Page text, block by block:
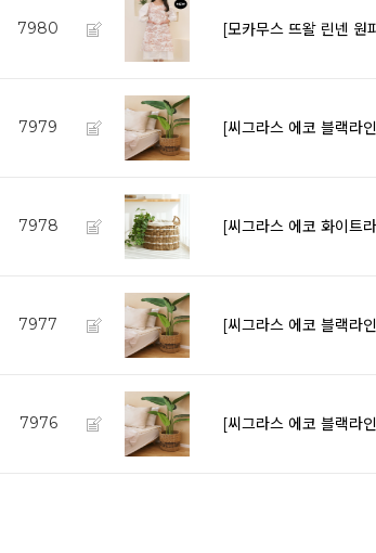
7980 [모카무스 뜨왈 린넨 원
7979 [씨그라스 에코 블랙라
7978 [씨그라스 에코 화이트
7977 [씨그라스 에코 블랙라
7976 [씨그라스 에코 블랙라